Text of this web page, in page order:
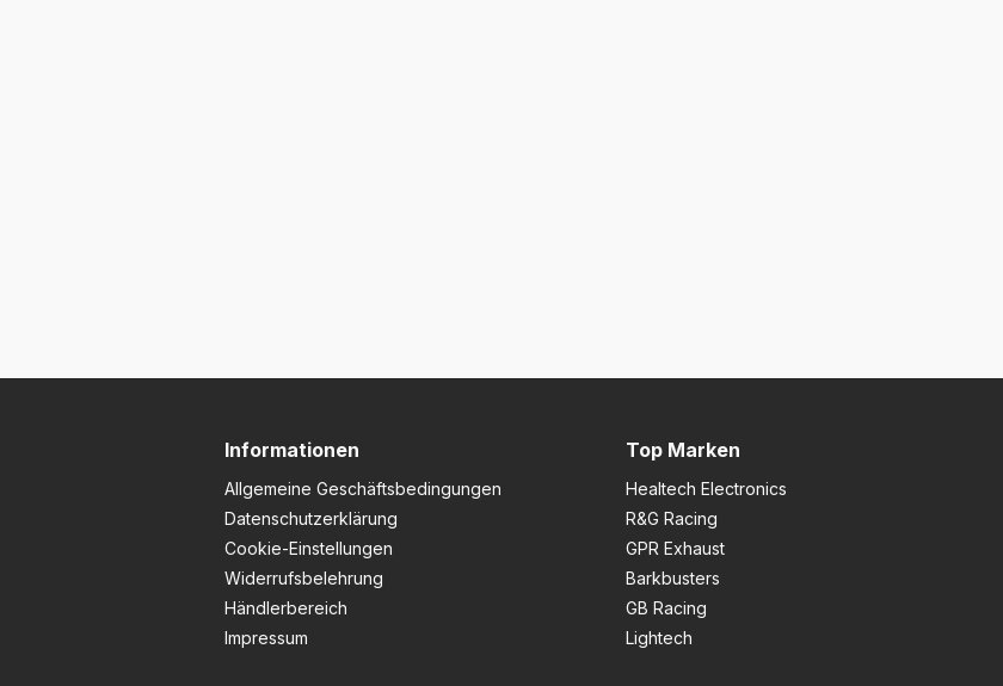
Informationen
Allgemeine Geschäftsbedingungen
Datenschutzerklärung
Cookie-Einstellungen
Widerrufsbelehrung
Händlerbereich
Impressum
Top Marken
Healtech Electronics
R&G Racing
GPR Exhaust
Barkbusters
GB Racing
Lightech